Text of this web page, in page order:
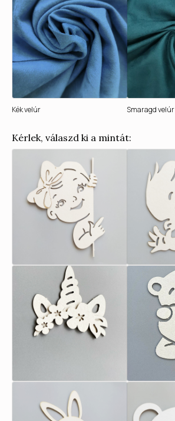
Kék velúr Smaragd velúr
Kérlek, válaszd ki a mintát: